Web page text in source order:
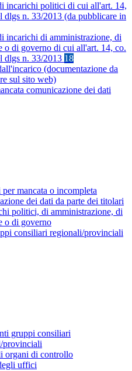
incarichi politici di cui all'art. 14,
dlgs n. 33/2013 (da pubblicare in
incarichi di amministrazione, di
o di governo di cui all'art. 14, co.
dlgs n. 33/2013 18
(documentazione da
sul sito web)
comunicazione dei dati
per mancata o incompleta
dei dati da parte dei titolari
politici, di amministrazione, di
o di governo
consiliari regionali/provinciali
gruppi consiliari
provinciali
organi di controllo
uffici